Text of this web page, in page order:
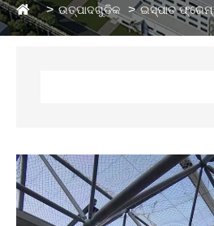
ଉତ୍ପାଦଗୁଡିକ ଇସ୍ପାତ ଫ୍ରେମ୍